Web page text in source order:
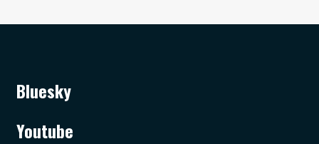
Bluesky
Youtube